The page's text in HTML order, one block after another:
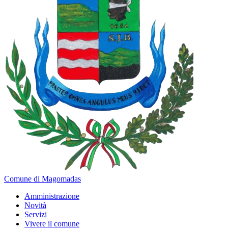
Comune di Magomadas
Amministrazione
Novità
Servizi
Vivere il comune